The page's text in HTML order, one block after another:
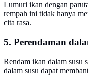
Lumuri ikan dengan
rempah ini tidak hanya
cita rasa.
5. Perendaman
Rendam ikan dalam susu
dalam susu dapat